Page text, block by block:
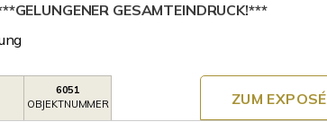
GESAMTEINDRUCK!***
6051
OBJEKTNUMMER
ZUM EXPOSÉ